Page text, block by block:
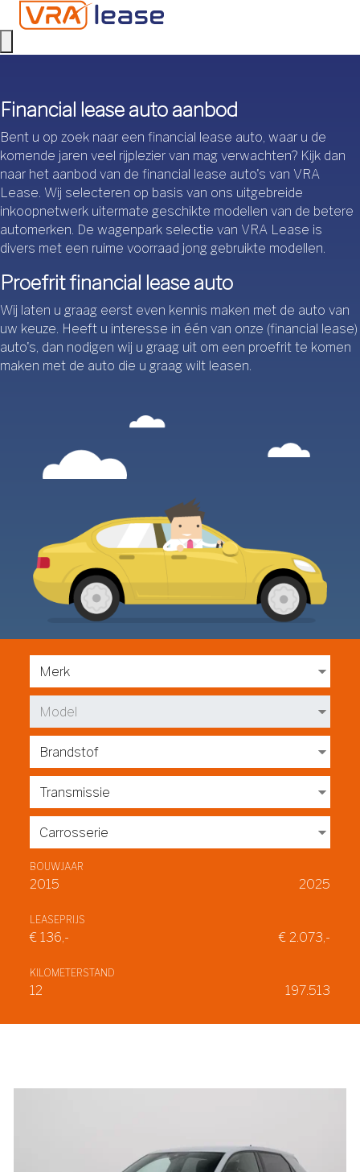
Financial lease auto aanbod
Bent u op zoek naar een financial lease auto, waar u de
komende jaren veel rijplezier van mag verwachten? Kijk dan
naar het aanbod van de financial lease auto's van VRA
Lease. Wij selecteren op basis van ons uitgebreide
inkoopnetwerk uitermate geschikte modellen van de betere
automerken. De wagenpark selectie van VRA Lease is
divers met een ruime voorraad jong gebruikte modellen.
Proefrit financial lease auto
Wij laten u graag eerst even kennis maken met de auto van
uw keuze. Heeft u interesse in één van onze (financial lease)
auto's, dan nodigen wij u graag uit om een proefrit te komen
maken met de auto die u graag wilt leasen.
BOUWJAAR
2015 2025
LEASEPRIJS
€ 136,- € 2.073,-
KILOMETERSTAND
12 197.513